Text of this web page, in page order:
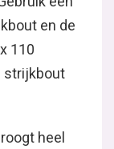
en de
110
strijkbout
heel